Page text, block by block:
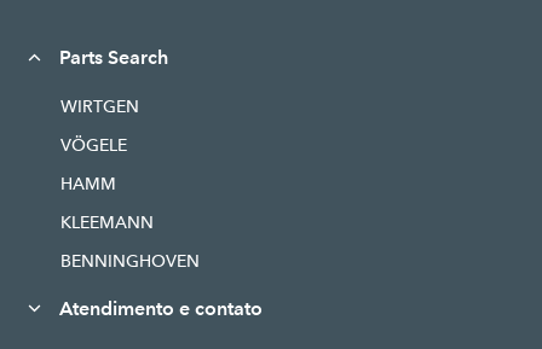
Parts Search
WIRTGEN
VÖGELE
HAMM
KLEEMANN
BENNINGHOVEN
Atendimento e contato